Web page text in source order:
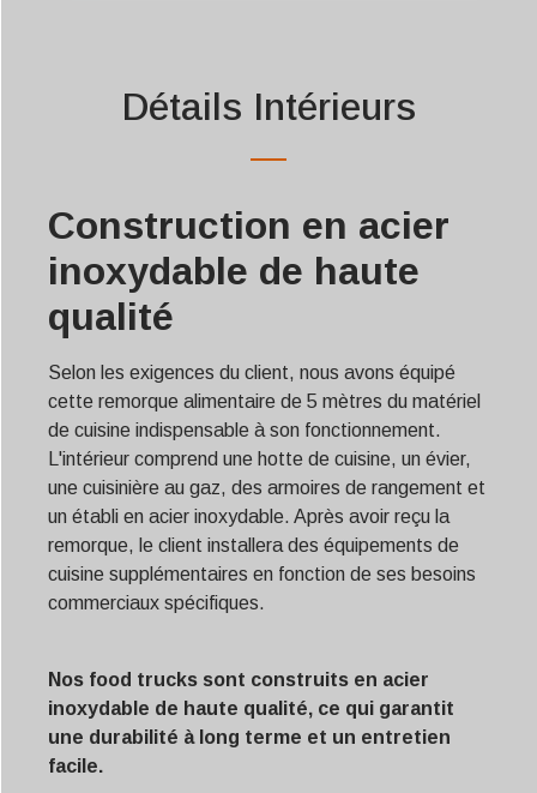
Détails Intérieurs
Construction en acier
inoxydable de haute
qualité
Selon les exigences du client, nous avons équipé
cette remorque alimentaire de 5 mètres du matériel
de cuisine indispensable à son fonctionnement.
L'intérieur comprend une hotte de cuisine, un évier,
une cuisinière au gaz, des armoires de rangement et
un établi en acier inoxydable. Après avoir reçu la
remorque, le client installera des équipements de
cuisine supplémentaires en fonction de ses besoins
commerciaux spécifiques.
Nos food trucks sont construits en acier
inoxydable de haute qualité, ce qui garantit
une durabilité à long terme et un entretien
facile.